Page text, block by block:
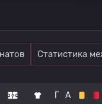
Статистика
Г А